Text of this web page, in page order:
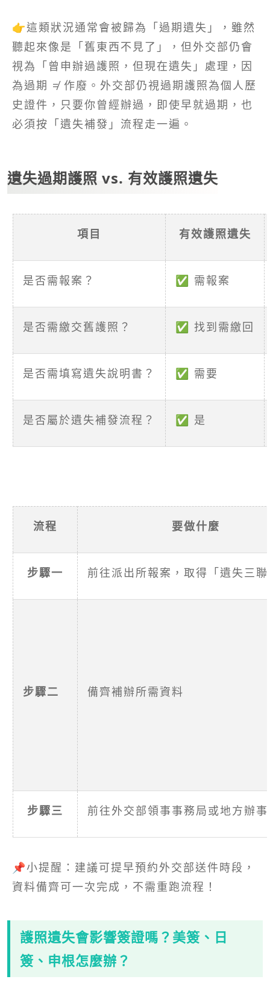
👉這類狀況通常會被歸為「過期遺失」，雖然
聽起來像是「舊東西不見了」，但外交部仍會
視為「曾申辦過護照，但現在遺失」處理，因
為過期 ≠ 作廢。外交部仍視過期護照為個人歷
史證件，只要你曾經辦過，即使早就過期，也
必須按「遺失補發」流程走一遍。
遺失過期護照 vs. 有效護照遺失
項目 有效護照遺失
是否需報案？ ✅ 需報案
是否需繳交舊護照？ ✅ 找到需繳回
是否需填寫遺失說明書？ ✅ 需要
是否屬於遺失補發流程？ ✅ 是
流程 要做什麼
步驟一 前往派出所報案，取得「遺失三
步驟二 備齊補辦所需資料
步驟三 前往外交部領事事務局或地方辦
📌小提醒：建議可提早預約外交部送件時段，
資料備齊可一次完成，不需重跑流程！
護照遺失會影響簽證嗎？美簽、日
簽、申根怎麼辦？